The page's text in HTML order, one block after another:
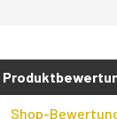
Shop-